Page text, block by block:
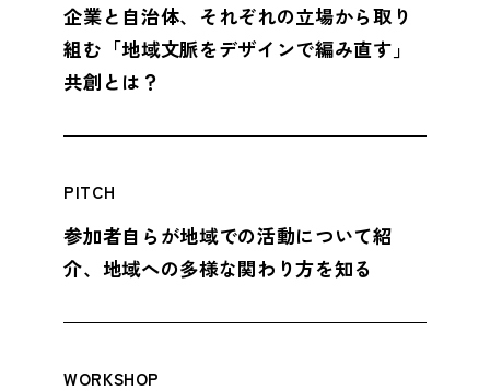
企業と自治体、それぞれの立場から取り
組む「地域文脈をデザインで編み直す」
共創とは？
PITCH
参加者自らが地域での活動について紹
介、地域への多様な関わり方を知る
WORKSHOP